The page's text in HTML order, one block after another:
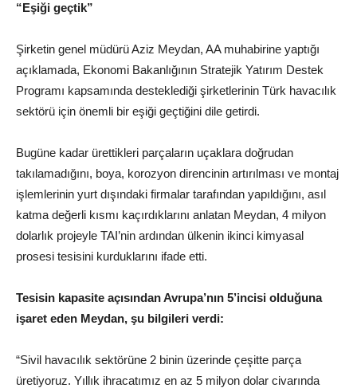
“Eşiği geçtik”
Şirketin genel müdürü Aziz Meydan, AA muhabirine yaptığı
açıklamada, Ekonomi Bakanlığının Stratejik Yatırım Destek
Programı kapsamında desteklediği şirketlerinin Türk havacılık
sektörü için önemli bir eşiği geçtiğini dile getirdi.
Bugüne kadar ürettikleri parçaların uçaklara doğrudan
takılamadığını, boya, korozyon direncinin artırılması ve montaj
işlemlerinin yurt dışındaki firmalar tarafından yapıldığını, asıl
katma değerli kısmı kaçırdıklarını anlatan Meydan, 4 milyon
dolarlık projeyle TAI’nin ardından ülkenin ikinci kimyasal
prosesi tesisini kurduklarını ifade etti.
Tesisin kapasite açısından Avrupa’nın 5’incisi olduğuna
işaret eden Meydan, şu bilgileri verdi:
“Sivil havacılık sektörüne 2 binin üzerinde çeşitte parça
üretiyoruz. Yıllık ihracatımız en az 5 milyon dolar civarında